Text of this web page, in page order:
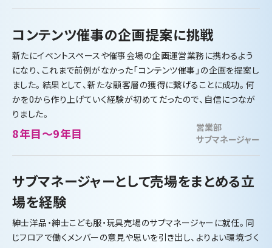
コンテンツ催事の企画提案に挑戦
新たにイベントスペースや催事会場の企画運営業務に携わるよう
になり、これまで前例がなかった「コンテンツ催事」の企画を提案し
ました。結果として、新たな顧客層の獲得に繋げることに成功。何
かを0から作り上げていく経験が初めてだったので、自信につなが
りました。
8年目～9年目
営業部
サブマネージャー
サブマネージャーとして売場をまとめる立
場を経験
紳士洋品・紳士こども服・玩具売場のサブマネージャーに就任。同
じフロアで働くメンバーの意見や思いを引き出し、よりよい環境づく